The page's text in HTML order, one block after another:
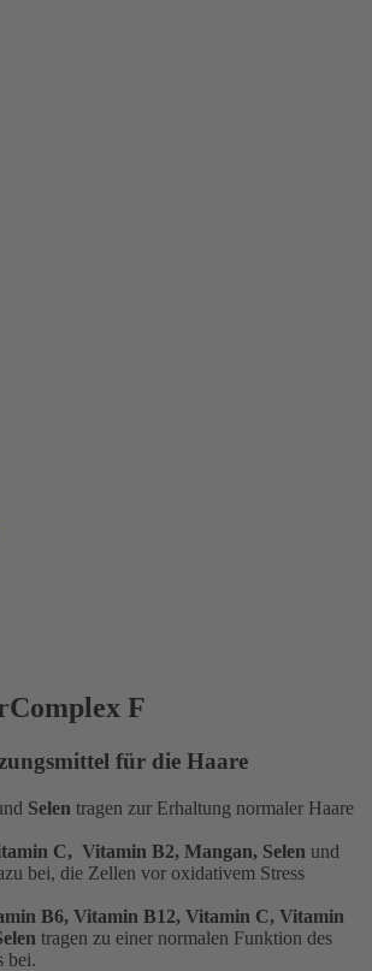
F
für die Haare
Selen tragen zur Erhaltung normaler Haare
C, Vitamin B2, Mangan, Selen und
bei, die Zellen vor oxidativem Stress
B6, Vitamin B12, Vitamin C, Vitamin
tragen zu einer normalen Funktion des
bei.